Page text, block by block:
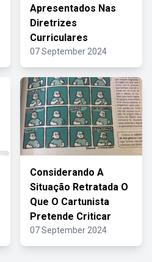
Apresentados Nas
Diretrizes
Curriculares
07 September 2024
Considerando A
Situação Retratada O
Que O Cartunista
Pretende Criticar
07 September 2024